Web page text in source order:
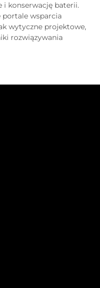
i konserwację baterii.
wsparcia
wytyczne projektowe,
rozwiązywania